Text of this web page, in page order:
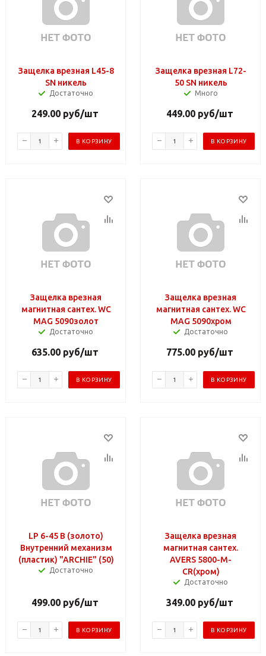
Защелка врезная L45-8
SN никель
Достаточно
249.00руб/шт
В КОРЗИНУ
Защелка врезная L72-
50 SN никель
Много
449.00руб/шт
В КОРЗИНУ
Защелка врезная
магнитная сантех. WC
MAG 5090золот
Достаточно
635.00руб/шт
В КОРЗИНУ
Защелка врезная
магнитная сантех. WC
MAG 5090хром
Достаточно
775.00руб/шт
В КОРЗИНУ
LP 6-45 B (золото)
Внутренний механизм
(пластик) "ARCHIE" (50)
Достаточно
499.00руб/шт
В КОРЗИНУ
Защелка врезная
магнитная сантех.
AVERS 5800-M-
CR(хром)
Достаточно
349.00руб/шт
В КОРЗИНУ